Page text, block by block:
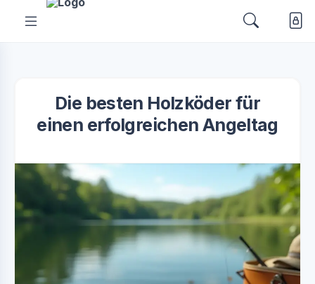
Die besten Holzköder für
einen erfolgreichen Angeltag